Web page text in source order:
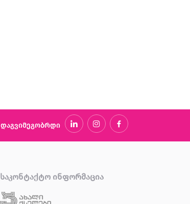
დაგვიმეგობრდი
ᲡᲐᲙᲝᲜᲢᲐᲥᲢᲝ ᲘᲜᲤᲝᲠᲛᲐᲪᲘᲐ